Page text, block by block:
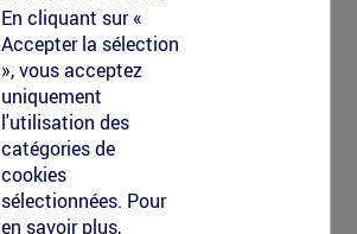
En cliquant sur «
Accepter la sélection
», vous acceptez
uniquement
l'utilisation des
catégories de
cookies
sélectionnées. Pour
en savoir plus,